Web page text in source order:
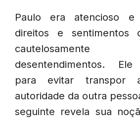
Paulo era atencioso e
direitos e sentimentos
desentendimentos. Ele
para evitar transpor
autoridade da outra
seguinte revela sua